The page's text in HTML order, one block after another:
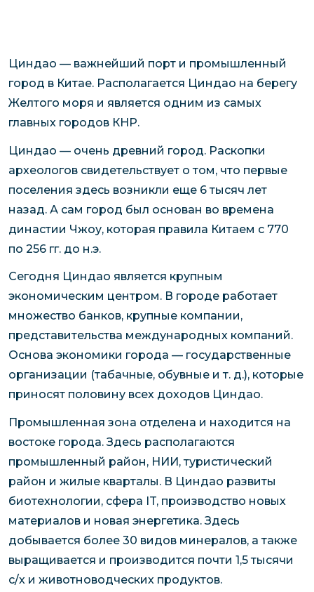
Циндао — важнейший порт и промышленный
город в Китае. Располагается Циндао на берегу
Желтого моря и является одним из самых
главных городов КНР.
Циндао — очень древний город. Раскопки
археологов свидетельствует о том, что первые
поселения здесь возникли еще 6 тысяч лет
назад. А сам город был основан во времена
династии Чжоу, которая правила Китаем с 770
по 256 гг. до н.э.
Сегодня Циндао является крупным
экономическим центром. В городе работает
множество банков, крупные компании,
представительства международных компаний.
Основа экономики города — государственные
организации (табачные, обувные и т. д.), которые
приносят половину всех доходов Циндао.
Промышленная зона отделена и находится на
востоке города. Здесь располагаются
промышленный район, НИИ, туристический
район и жилые кварталы. В Циндао развиты
биотехнологии, сфера IT, производство новых
материалов и новая энергетика. Здесь
добывается более 30 видов минералов, а также
выращивается и производится почти 1,5 тысячи
с/х и животноводческих продуктов.